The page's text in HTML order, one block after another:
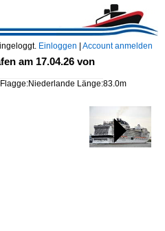
Einloggen Account anmelden
am 17.04.26 von
Länge:83.0m